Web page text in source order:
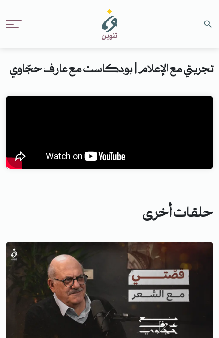
تجربتي مع الإعلام | بودكاست مع عارف حجّاوي
حلقات أخرى